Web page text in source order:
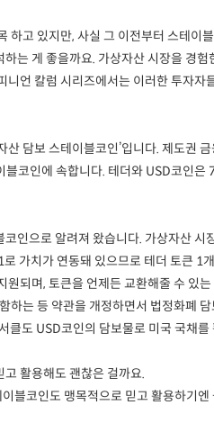
고 있지만, 사실 그 이전부터 스테
는 게 좋을까요. 가상자산 시장을 경
언 칼럼 시리즈에서는 이러한 투자
담보 스테이블코인’입니다. 제도권
코인에 속합니다. 테더와 USD코인
인으로 알려져 왔습니다. 가상자산
가치가 연동돼 있으므로 테더 토큰 1
되며, 토큰을 언제든 교환해줄 수 있
하는 등 약관을 개정하면서 법정화폐
클도 USD코인의 담보물로 미국 국채를
활용해도 괜찮은 걸까요.
블코인도 맹목적으로 믿고 활용하기